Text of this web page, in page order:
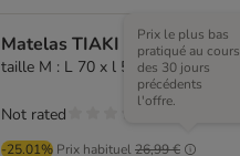
Matelas TIAKI Teddy, cuivre
taille M : L 70 x l 50 x H 10 cm
-25.01% Prix habituel26,99 €
Prix le plus bas
pratiqué au cours
des 30 jours
précédents
l'offre.
Not rated